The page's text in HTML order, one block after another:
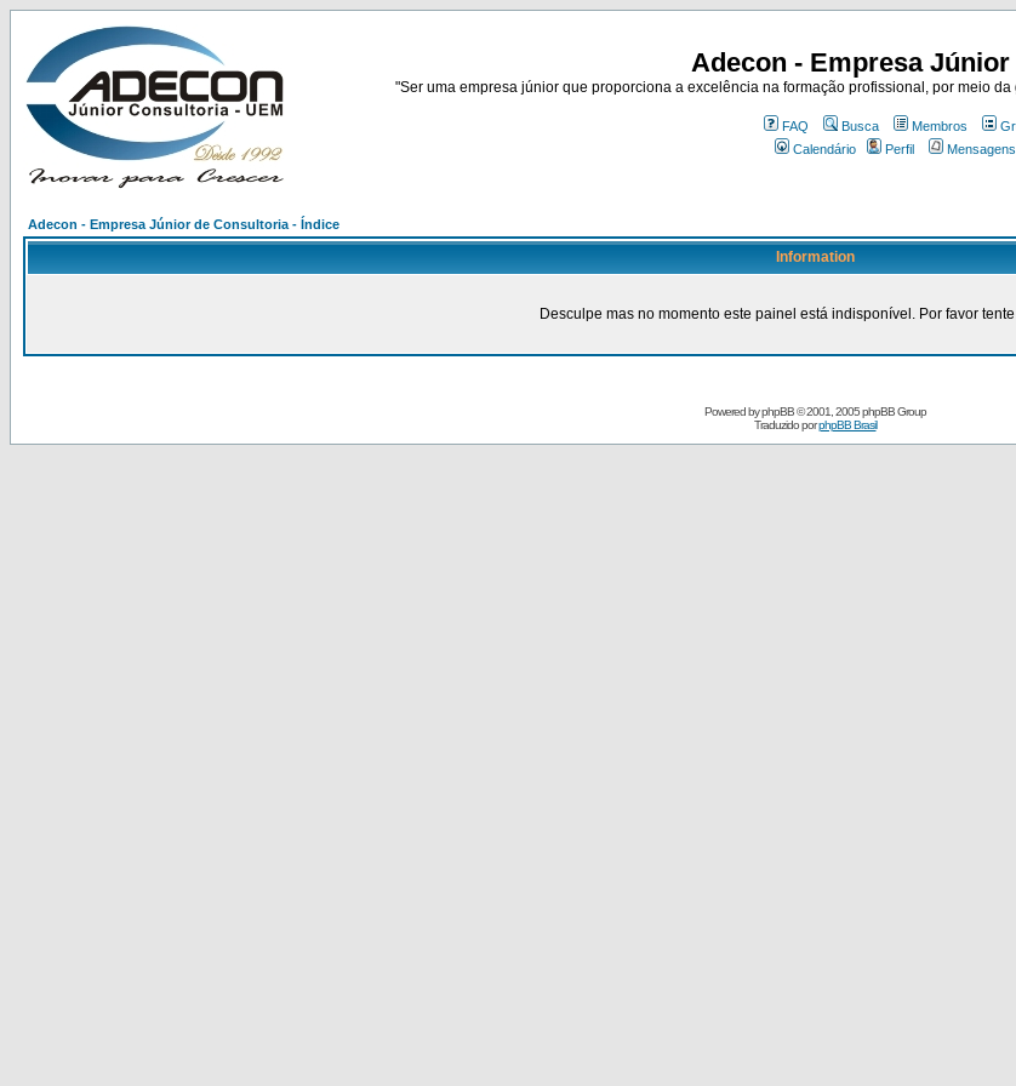
Adecon - Empresa
"Ser uma empresa júnior que proporciona a excelência na formação profissional, por meio
FAQ Busca Membros
Calendário
Perfil
Adecon - Empresa Júnior de Consultoria - Índice
Information
Desculpe mas no momento este painel está indisponível. Por favor
Powered byphpBB© 2001, 2005 phpBB Group
Traduzido porphpBB Brasil